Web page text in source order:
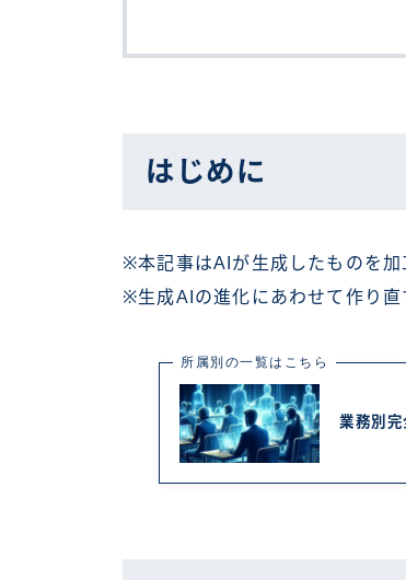
はじめに
※本記事はAIが生成したものを加
※生成AIの進化にあわせて作り直
所属別の一覧はこちら
業務別